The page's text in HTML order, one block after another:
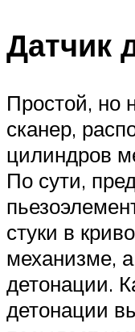
Датчик
Простой, но
сканер,
цилиндров
По сути,
стуки в
механизме,
детонации.
детонации